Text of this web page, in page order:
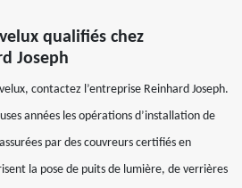
qualifiés chez
Joseph
contactez l’entreprise Reinhard Joseph.
années les opérations d’installation de
par des couvreurs certifiés en
la pose de puits de lumière, de verrières